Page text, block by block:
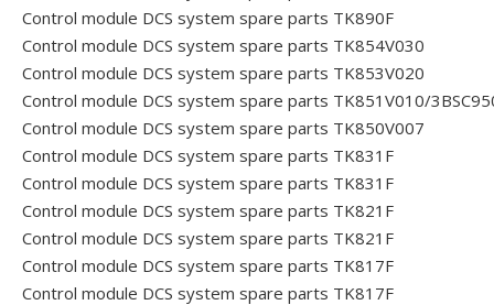
Control module DCS system spare parts TK890F
Control module DCS system spare parts TK854V030
Control module DCS system spare parts TK853V020
Control module DCS system spare parts TK851V010/
Control module DCS system spare parts TK850V007
Control module DCS system spare parts TK831F
Control module DCS system spare parts TK831F
Control module DCS system spare parts TK821F
Control module DCS system spare parts TK821F
Control module DCS system spare parts TK817F
Control module DCS system spare parts TK817F